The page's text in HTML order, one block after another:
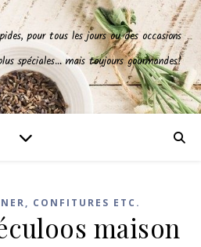
pour tous les jours ou des occasions
spéciales… mais toujours gourmandes!
CONFITURES ETC.
maison